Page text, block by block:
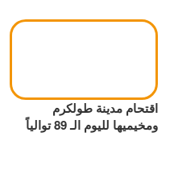
اقتحام مدينة طولكرم
ومخيميها لليوم الـ 89 توالياً